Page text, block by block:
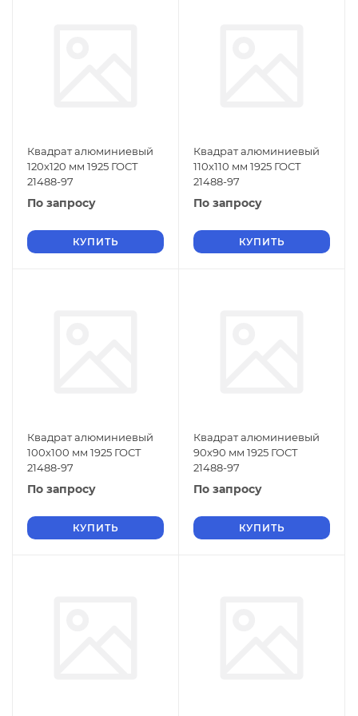
Квадрат алюминиевый
120х120 мм 1925 ГОСТ
21488-97
По запросу
КУПИТЬ
Квадрат алюминиевый
110х110 мм 1925 ГОСТ
21488-97
По запросу
КУПИТЬ
Квадрат алюминиевый
100х100 мм 1925 ГОСТ
21488-97
По запросу
КУПИТЬ
Квадрат алюминиевый
90х90 мм 1925 ГОСТ
21488-97
По запросу
КУПИТЬ